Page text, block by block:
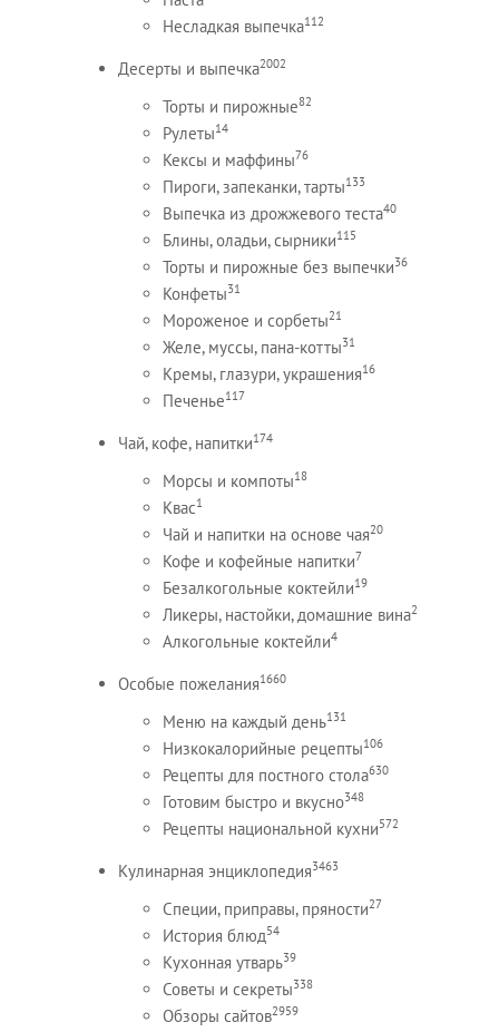
Несладкая выпечка112
Десерты и выпечка2002
Торты и пирожные82
Рулеты14
Кексы и маффины76
Пироги, запеканки, тарты133
Выпечка из дрожжевого теста40
Блины, оладьи, сырники115
Торты и пирожные без выпечки36
Конфеты31
Мороженое и сорбеты21
Желе, муссы, пана-котты31
Кремы, глазури, украшения16
Печенье117
Чай, кофе, напитки174
Морсы и компоты18
Квас1
Чай и напитки на основе чая20
Кофе и кофейные напитки7
Безалкогольные коктейли19
Ликеры, настойки, домашние вина2
Алкогольные коктейли4
Особые пожелания1660
Меню на каждый день131
Низкокалорийные рецепты106
Рецепты для постного стола630
Готовим быстро и вкусно348
Рецепты национальной кухни572
Кулинарная энциклопедия3463
Специи, приправы, пряности27
История блюд54
Кухонная утварь39
Советы и секреты338
Обзоры сайтов2959